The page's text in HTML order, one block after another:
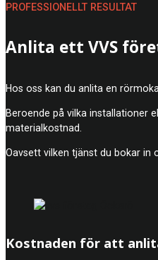
Anlita ett VVS
Hos oss kan du anlita en
Beroende på vilka installationer
materialkostnad.
Oavsett vilken tjänst du bokar
PROFESSIONELLT RESULTAT
Kostnaden för att